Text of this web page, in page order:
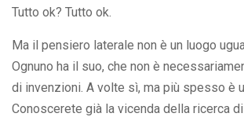
Tutto ok? Tutto ok.
Ma il pensiero laterale non è un luogo
Ognuno ha il suo, che non è
di invenzioni. A volte sì, ma più spesso è
Conoscerete già la vicenda della ricerca